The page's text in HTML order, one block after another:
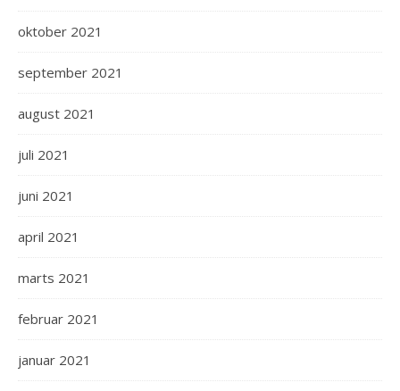
oktober 2021
september 2021
august 2021
juli 2021
juni 2021
april 2021
marts 2021
februar 2021
januar 2021